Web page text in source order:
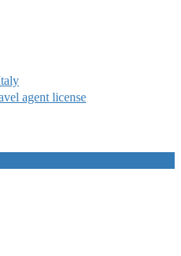
agent license